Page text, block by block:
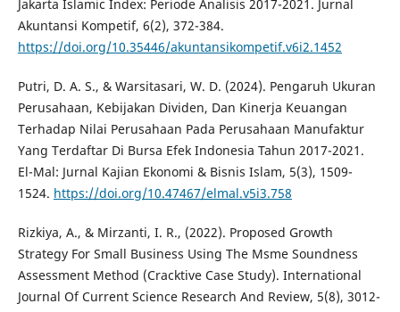
Jakarta Islamic Index: Periode Analisis 2017-2021. Jurnal
Akuntansi Kompetif, 6(2), 372-384.
https://doi.org/10.35446/akuntansikompetif.v6i2.1452
Putri, D. A. S., & Warsitasari, W. D. (2024). Pengaruh Ukuran
Perusahaan, Kebijakan Dividen, Dan Kinerja Keuangan
Terhadap Nilai Perusahaan Pada Perusahaan Manufaktur
Yang Terdaftar Di Bursa Efek Indonesia Tahun 2017-2021.
El-Mal: Jurnal Kajian Ekonomi & Bisnis Islam, 5(3), 1509-
1524. https://doi.org/10.47467/elmal.v5i3.758
Rizkiya, A., & Mirzanti, I. R., (2022). Proposed Growth
Strategy For Small Business Using The Msme Soundness
Assessment Method (Cracktive Case Study). International
Journal Of Current Science Research And Review, 5(8), 3012-